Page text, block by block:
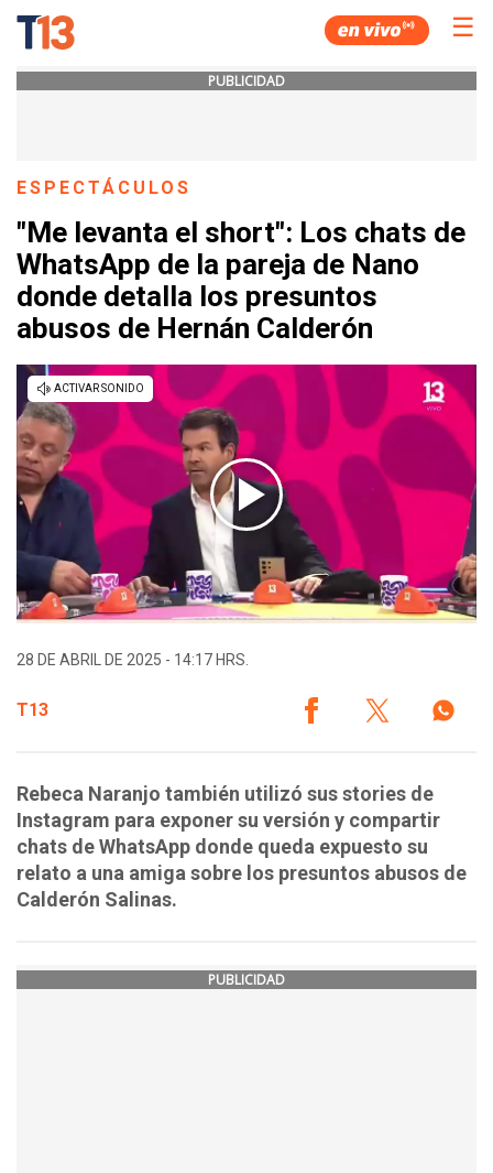
☰
PUBLICIDAD
ESPECTÁCULOS
"Me levanta el short": Los chats de
WhatsApp de la pareja de Nano
donde detalla los presuntos
abusos de Hernán Calderón
28 DE ABRIL DE 2025 - 14:17 HRS.
T13
Rebeca Naranjo también utilizó sus stories de
Instagram para exponer su versión y compartir
chats de WhatsApp donde queda expuesto su
relato a una amiga sobre los presuntos abusos de
Calderón Salinas.
PUBLICIDAD